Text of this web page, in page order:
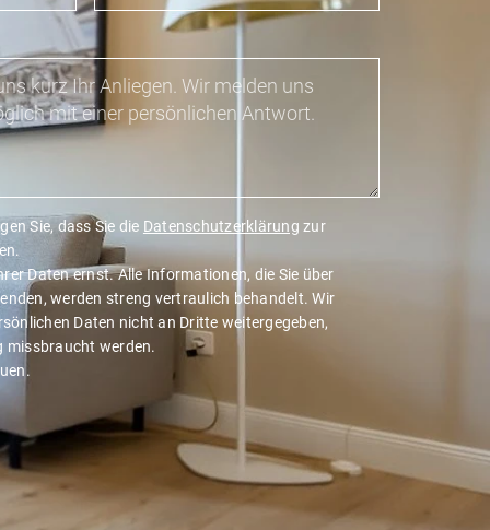
Sie, dass Sie die Datenschutzerklärung zur
Daten ernst. Alle Informationen, die Sie über
werden streng vertraulich behandelt. Wir
Daten nicht an Dritte weitergegeben,
missbraucht werden.